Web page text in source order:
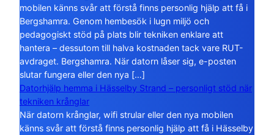
mobilen känns svår att förstå finns personlig hjälp att få i
Bergshamra. Genom hembesök i lugn miljö och
pedagogiskt stöd på plats blir tekniken enklare att
hantera – dessutom till halva kostnaden tack vare RUT-
avdraget. Bergshamra. När datorn låser sig, e-posten
slutar fungera eller den nya […]
Datorhjälp hemma i Hässelby Strand – personligt stöd när
tekniken krånglar
När datorn krånglar, wifi strular eller den nya mobilen
känns svår att förstå finns personlig hjälp att få i Hässelby